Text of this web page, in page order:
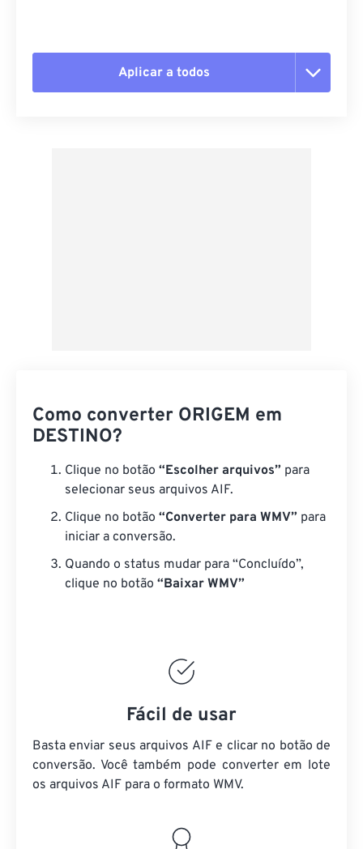
Aplicar a todos
Como converter ORIGEM em
DESTINO?
Clique no botão “Escolher arquivos” para
selecionar seus arquivos AIF.
Clique no botão “Converter para WMV” para
iniciar a conversão.
Quando o status mudar para “Concluído”,
clique no botão “Baixar WMV”
Fácil de usar
Basta enviar seus arquivos AIF e clicar no botão de
conversão. Você também pode converter em lote
os arquivos AIF para o formato WMV.